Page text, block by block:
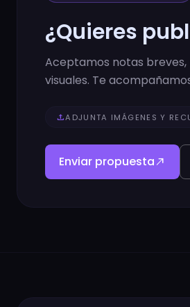
¿Quieres
Aceptamos notas
visuales. Te
uploadADJUNTA IMÁGENES Y
Enviar propuesta north_east